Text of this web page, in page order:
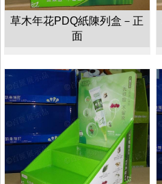
草木年花PDQ紙陳列盒－正
面